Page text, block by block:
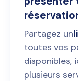
Partagez un
toutes vos
disponibles,
plusieurs